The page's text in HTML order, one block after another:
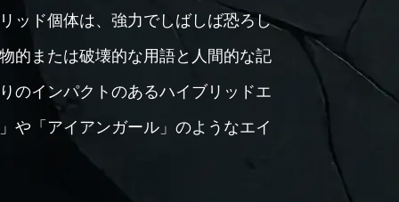
ッド個体は、強力でしばしば恐ろし
的または破壊的な用語と人間的な記
のインパクトのあるハイブリッドエ
や「アイアンガール」のようなエイ